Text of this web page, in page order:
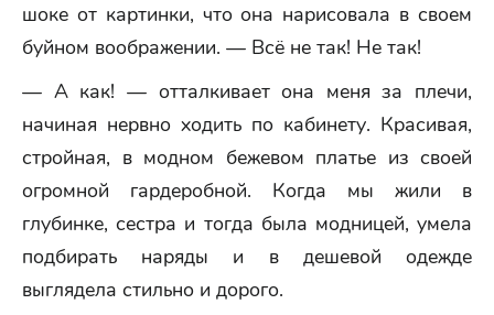
шоке от картинки, что она нарисовала в своем
буйном воображении. — Всё не так! Не так!
— А как! — отталкивает она меня за плечи,
начиная нервно ходить по кабинету. Красивая,
стройная, в модном бежевом платье из своей
огромной гардеробной. Когда мы жили в
глубинке, сестра и тогда была модницей, умела
подбирать наряды и в дешевой одежде
выглядела стильно и дорого.